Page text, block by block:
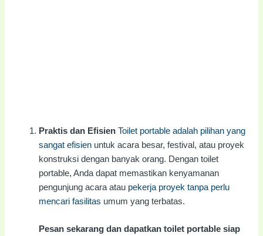
Praktis dan Efisien Toilet portable adalah pilihan yang
sangat efisien untuk acara besar, festival, atau proyek
konstruksi dengan banyak orang. Dengan toilet
portable, Anda dapat memastikan kenyamanan
pengunjung acara atau pekerja proyek tanpa perlu
mencari fasilitas umum yang terbatas.
Pesan sekarang dan dapatkan toilet portable siap